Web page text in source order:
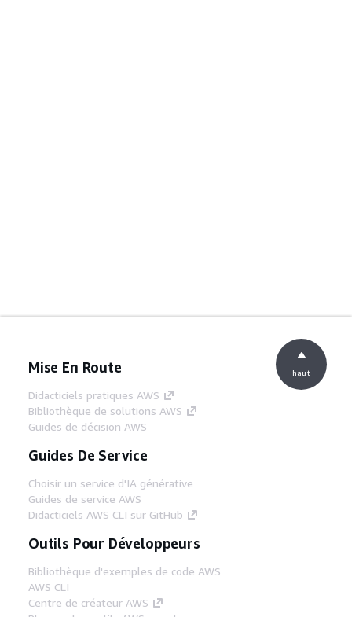
Mise En Route
Didacticiels pratiques AWS
Bibliothèque de solutions AWS
Guides de décision AWS
Guides De Service
Choisir un service d'IA générative
Guides de service AWS
Didacticiels AWS CLI sur GitHub
Outils Pour Développeurs
Bibliothèque d'exemples de code AWS
AWS CLI
Centre de créateur AWS
haut